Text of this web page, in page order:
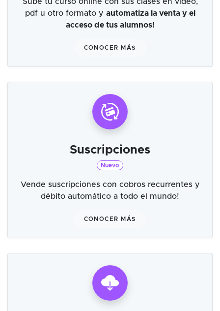
pdf u otro formato y automatiza la venta y el
acceso de tus alumnos!
CONOCER MÁS
Suscripciones
Nuevo
Vende suscripciones con cobros recurrentes y
débito automático a todo el mundo!
CONOCER MÁS